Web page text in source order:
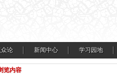
论 新闻中心 学习园地
览内容